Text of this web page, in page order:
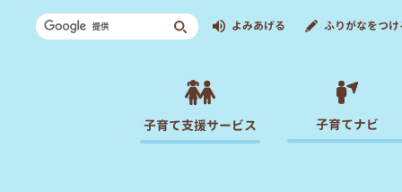
よみあげる ふりがなをつけ
子育て支援サービス 子育てナビ